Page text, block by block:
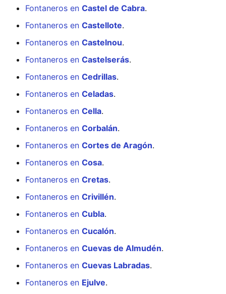
Fontaneros en Castel de Cabra.
Fontaneros en Castellote.
Fontaneros en Castelnou.
Fontaneros en Castelserás.
Fontaneros en Cedrillas.
Fontaneros en Celadas.
Fontaneros en Cella.
Fontaneros en Corbalán.
Fontaneros en Cortes de Aragón.
Fontaneros en Cosa.
Fontaneros en Cretas.
Fontaneros en Crivillén.
Fontaneros en Cubla.
Fontaneros en Cucalón.
Fontaneros en Cuevas de Almudén.
Fontaneros en Cuevas Labradas.
Fontaneros en Ejulve.